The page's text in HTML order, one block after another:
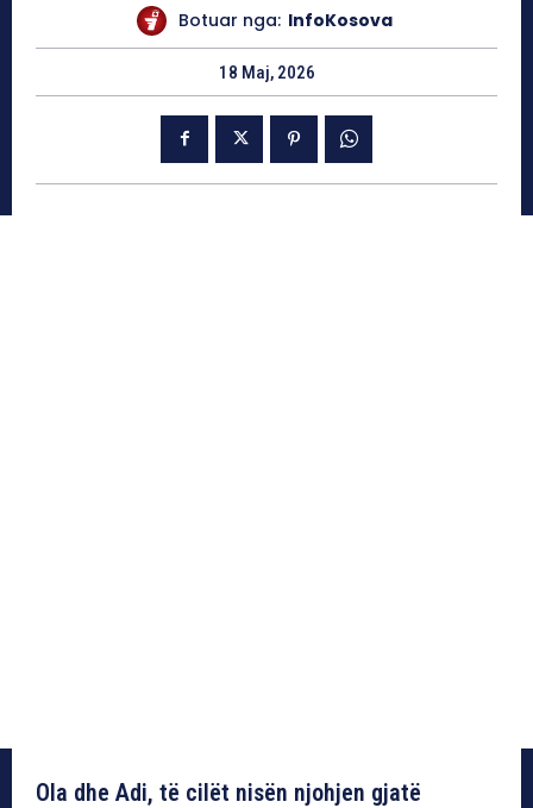
Botuar nga: InfoKosova
18 Maj, 2026
Ola dhe Adi, të cilët nisën njohjen gjatë